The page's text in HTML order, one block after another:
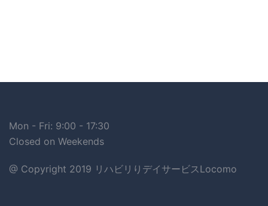
Mon - Fri: 9:00 - 17:30
Closed on Weekends
@ Copyright 2019 リハビリりデイサービスLocomo